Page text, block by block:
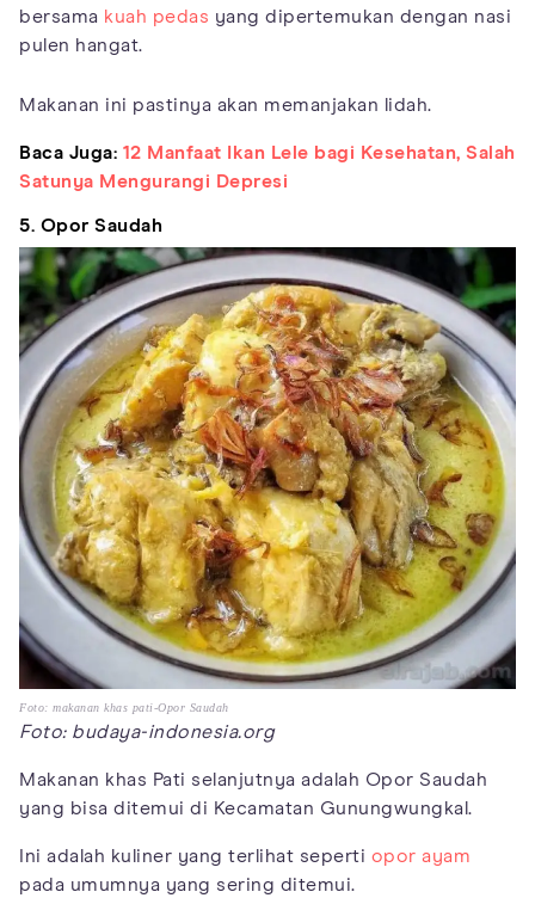
bersama kuah pedas yang dipertemukan dengan nasi
pulen hangat.
Makanan ini pastinya akan memanjakan lidah.
Baca Juga: 12 Manfaat Ikan Lele bagi Kesehatan, Salah
Satunya Mengurangi Depresi
5. Opor Saudah
Foto: makanan khas pati-Opor Saudah
Foto: budaya-indonesia.org
Makanan khas Pati selanjutnya adalah Opor Saudah
yang bisa ditemui di Kecamatan Gunungwungkal.
Ini adalah kuliner yang terlihat seperti opor ayam
pada umumnya yang sering ditemui.